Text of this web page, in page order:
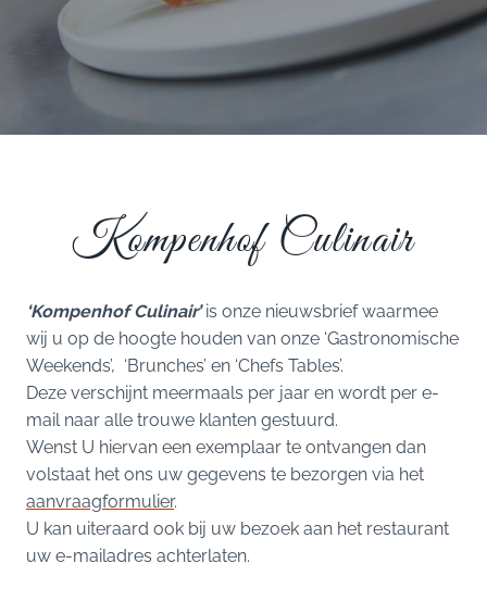
Kompenhof Culinair
‘Kompenhof Culinair’is onze nieuwsbrief waarmee
wij u op de hoogte houden van onze ‘Gastronomische
Weekends’, ‘Brunches’ en ‘Chefs Tables’.
Deze verschijnt meermaals per jaar en wordt per e-
mail naar alle trouwe klanten gestuurd.
Wenst U hiervan een exemplaar te ontvangen dan
volstaat het ons uw gegevens te bezorgen via het
aanvraagformulier.
U kan uiteraard ook bij uw bezoek aan het restaurant
uw e-mailadres achterlaten.